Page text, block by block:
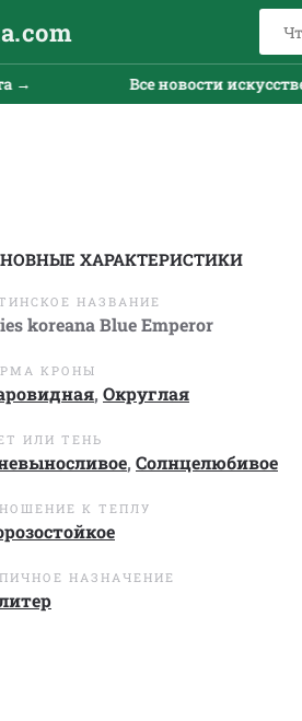
Все новости
ХАРАКТЕРИСТИКИ
НАЗВАНИЕ
koreana Blue Emperor
КРОНЫ
, Округлая
ИЛИ ТЕНЬ
, Солнцелюбивое
К ТЕПЛУ
НАЗНАЧЕНИЕ